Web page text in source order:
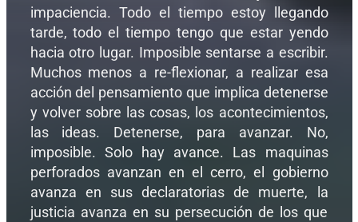
impaciencia. Todo el tiempo estoy llegando
tarde, todo el tiempo tengo que estar yendo
hacia otro lugar. Imposible sentarse a escribir.
Muchos menos a re-flexionar, a realizar esa
acción del pensamiento que implica detenerse
y volver sobre las cosas, los acontecimientos,
las ideas. Detenerse, para avanzar. No,
imposible. Solo hay avance. Las maquinas
perforados avanzan en el cerro, el gobierno
avanza en sus declaratorias de muerte, la
justicia avanza en su persecución de los que